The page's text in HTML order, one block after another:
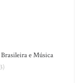
e Música